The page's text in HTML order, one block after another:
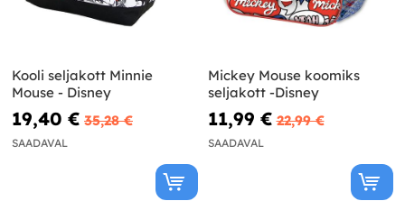
Kooli seljakott Minnie
Mouse - Disney
19,40 € 35,28 €
SAADAVAL
Mickey Mouse koomiks
seljakott -Disney
11,99 € 22,99 €
SAADAVAL